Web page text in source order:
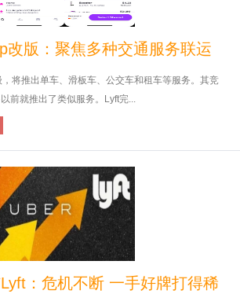
改版：聚焦多种交通服务联运
将推出单车、滑板车、公交车和租车等服务。其竞
前就推出了类似服务。Lyft完...
：危机不断 一手好牌打得稀